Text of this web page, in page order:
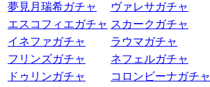
夢見月瑞希ガチャ
ヴァレサガチャ
エスコフィエガチャ スカークガチャ
イネファガチャ
ラウマガチャ
フリンズガチャ
ネフェルガチャ
ドゥリンガチャ
コロンビーナガチャ